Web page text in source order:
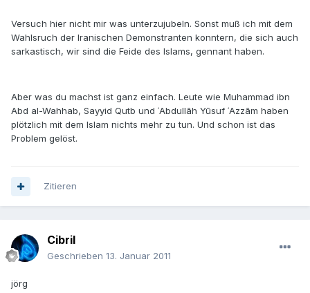
Versuch hier nicht mir was unterzujubeln. Sonst muß ich mit dem
Wahlsruch der Iranischen Demonstranten konntern, die sich auch
sarkastisch, wir sind die Feide des Islams, gennant haben.
Aber was du machst ist ganz einfach. Leute wie Muhammad ibn
Abd al-Wahhab, Sayyid Qutb und ʿAbdullāh Yūsuf ʿAzzām haben
plötzlich mit dem Islam nichts mehr zu tun. Und schon ist das
Problem gelöst.
Zitieren
Cibril
Geschrieben 13. Januar 2011
jörg